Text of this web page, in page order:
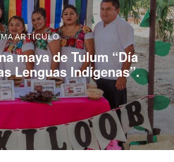
ARTÍCULO
maya de Tulum “Día
Lenguas Indígenas”.